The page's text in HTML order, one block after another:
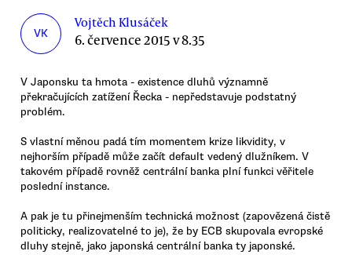
VK
Vojtěch Klusáček
6. července 2015 v 8.35
V Japonsku ta hmota - existence dluhů významně
překračujících zatížení Řecka - nepředstavuje podstatný
problém.
S vlastní měnou padá tím momentem krize likvidity, v
nejhorším případě může začít default vedený dlužníkem. V
takovém případě rovněž centrální banka plní funkci věřitele
poslední instance.
A pak je tu přinejmenším technická možnost (zapovězená čistě
politicky, realizovatelné to je), že by ECB skupovala evropské
dluhy stejně, jako japonská centrální banka ty japonské.